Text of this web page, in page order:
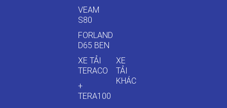
VEAM
S80
FORLAND
D65 BEN
XE TẢI
TERACO
+
TERA100
XE
TẢI
KHÁC